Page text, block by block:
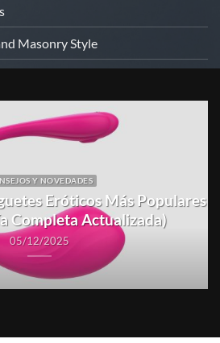
Masonry Style
Y NOVEDADES
Eróticos Más Populares
Completa Actualizada)
05/12/2025